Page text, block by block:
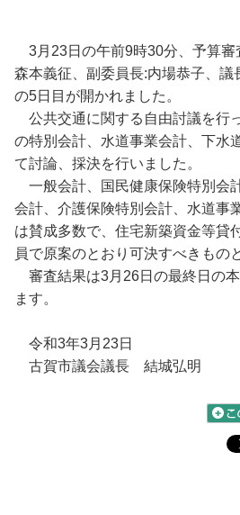
3月23日の午前9時30分、予算審
森本義征、副委員長:内場恭子、議
の5日目が開かれました。
公共交通に関する自由討議を行
の特別会計、水道事業会計、下水
て討論、採決を行いました。
一般会計、国民健康保険特別会
会計、介護保険特別会計、水道事
は賛成多数で、住宅新築資金等貸
員で原案のとおり可決すべきもの
審査結果は3月26日の最終日の
ます。
令和3年3月23日
古賀市議会議長 結城弘明